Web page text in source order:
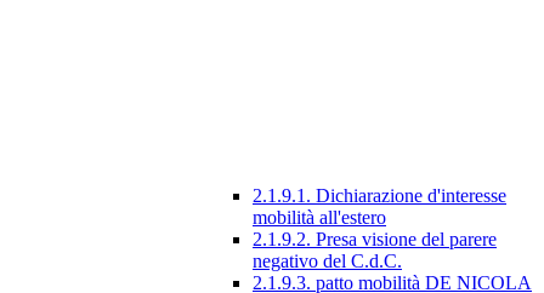
2.1.9.1. Dichiarazione d'interesse
mobilità all'estero
2.1.9.2. Presa visione del parere
negativo del C.d.C.
2.1.9.3. patto mobilità DE NICOLA